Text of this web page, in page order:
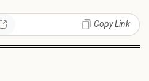
Copy Link